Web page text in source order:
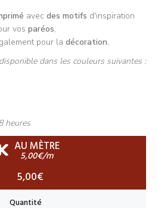
avec des motifs d'inspiration
vos paréos,
pour la décoration.
dans les couleurs suivantes :
heures
AU MÈTRE
5,00€/m
5,00€